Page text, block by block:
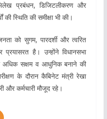
प्रबंधन, डिजिटलीकरण और
स्थिति की समीक्षा भी की।
को सुगम, पारदर्शी और त्वरित
है। उन्होंने विधानसभा
अधिक सक्षम व आधुनिक बनाने की
के दौरान कैबिनेट मंत्री रेखा
और कर्मचारी मौजूद रहे।